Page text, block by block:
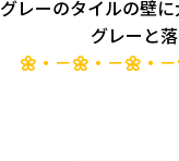
グレーのタイルの壁
グレーと
🌼・－🌼・－🌼・